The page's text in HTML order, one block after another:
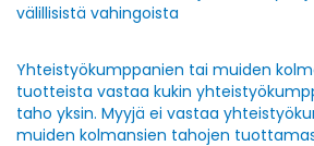
välillisistä vahingoista
Yhteistyökumppanien tai muiden
tuotteista vastaa kukin
taho yksin. Myyjä ei vastaa
muiden kolmansien tahojen